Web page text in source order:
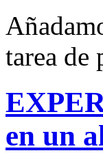
tarea de
en un